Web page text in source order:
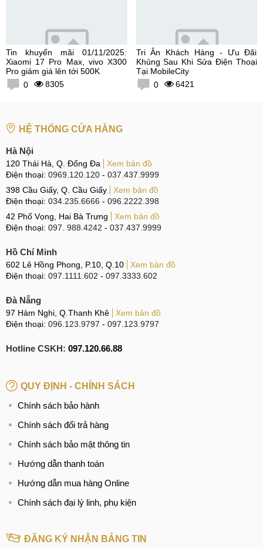
Tin khuyến mãi 01/11/2025:
Xiaomi 17 Pro Max, vivo X300
Pro giảm giá lên tới 500K
0
8305
Tri Ân Khách Hàng - Ưu Đãi
Khủng Sau Khi Sửa Điện Thoại
Tại MobileCity
0
6421
HỆ THỐNG CỬA HÀNG
Hà Nội
120 Thái Hà, Q. Đống Đa
Xem bản đồ
Điện thoại: 0969.120.120 - 037.437.9999
398 Cầu Giấy, Q. Cầu Giấy
Xem bản đồ
Điện thoại: 034.235.6666 - 096.2222.398
42 Phố Vọng, Hai Bà Trưng
Xem bản đồ
Điện thoại: 097. 988.4242 - 037.437.9999
Hồ Chí Minh
602 Lê Hồng Phong, P.10, Q.10
Xem bản đồ
Điện thoại: 097.1111.602 - 097.3333.602
Đà Nẵng
97 Hàm Nghi, Q.Thanh Khê
Xem bản đồ
Điện thoại: 096.123.9797 - 097.123.9797
Hotline CSKH: 097.120.66.88
QUY ĐỊNH - CHÍNH SÁCH
Chính sách bảo hành
Chính sách đổi trả hàng
Chính sách bảo mật thông tin
Hướng dẫn thanh toán
Hướng dẫn mua hàng Online
Chính sách đại lý linh, phụ kiện
ĐĂNG KÝ NHẬN BẢNG TIN